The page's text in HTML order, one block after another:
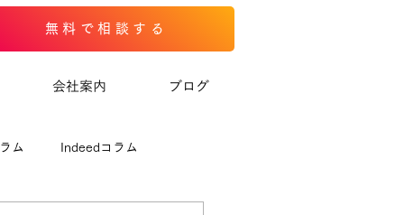
無料で相談する
会社案内 ブログ
ム Indeedコラム